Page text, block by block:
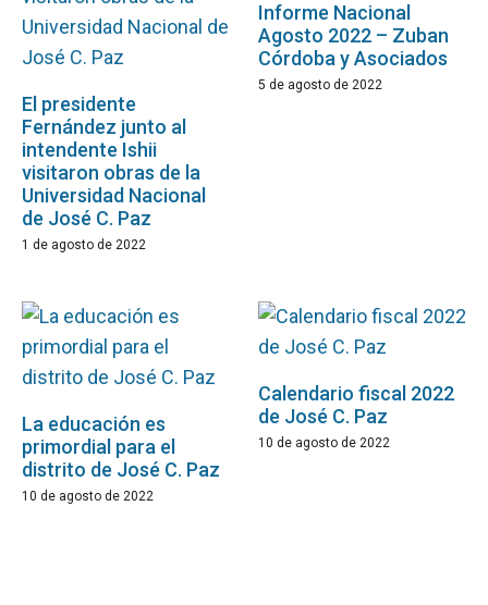
El presidente
Fernández junto al
intendente Ishii
visitaron obras de la
Universidad Nacional
de José C. Paz
1 de agosto de 2022
Informe Nacional
Agosto 2022 – Zuban
Córdoba y Asociados
5 de agosto de 2022
La educación es
primordial para el
distrito de José C. Paz
10 de agosto de 2022
Calendario fiscal 2022
de José C. Paz
10 de agosto de 2022